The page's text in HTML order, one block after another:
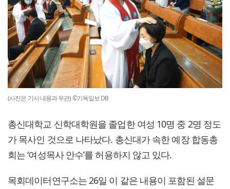
(사진은 기사 내용과 무관) ©기독일보 DB
총신대학교 신학대학원을 졸업한 여성 10명 중 2명 정도
가 목사인 것으로 나타났다. 총신대가 속한 예장 합동총
회는 ‘여성목사 안수’를 허용하지 않고 있다.
목회데이터연구소는 26일 이 같은 내용이 포함된 설문